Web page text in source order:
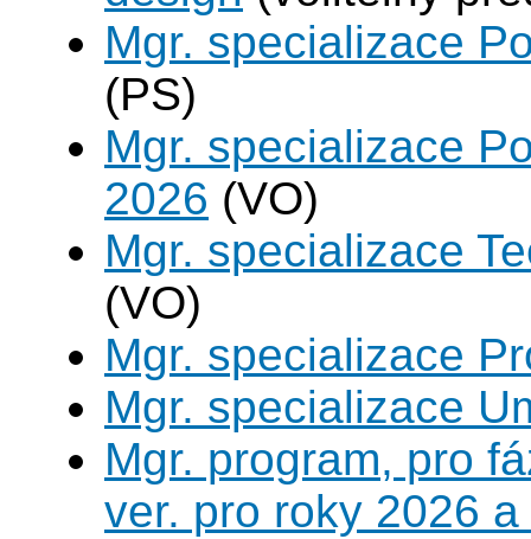
Mgr. specializace
(PS)
Mgr. specializace
2026 (VO)
Mgr. specializace
(VO)
Mgr. specializace
Mgr. specializace
Mgr. program, pro
ver. pro roky 2026